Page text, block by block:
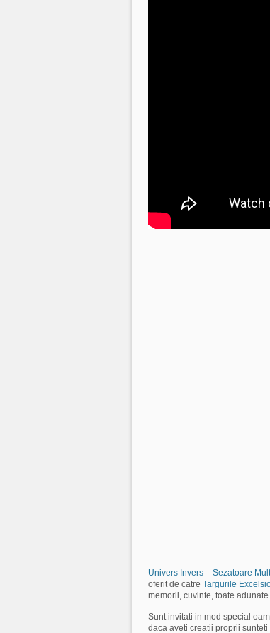
Univers Invers – Sezatoare
oferit de catre Targurile
memorii, cuvinte, toate
Sunt invitati in mod special
daca aveti creatii proprii